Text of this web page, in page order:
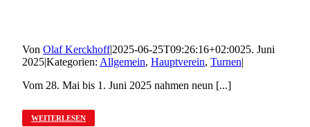
Von Olaf Kerckhoff|2025-06-25T09:26:16+02:0025. Juni
2025|Kategorien: Allgemein, Hauptverein, Turnen|
Vom 28. Mai bis 1. Juni 2025 nahmen neun [...]
WEITERLESEN